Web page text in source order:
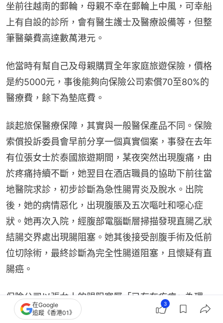
坐前往越南的郵輪，母親不幸在郵輪上中風，可幸船
上有自設的診所，會有醫生護士及醫療設備等，但整
筆醫藥費高達數萬港元。
他當時有幫自己及母親購買全年家庭旅遊保險，價格
是約5000元，事後能夠向保險公司索償70至80%的
醫療費，餘下為墊底費。
談起旅保醫療保障，其實與一般醫保產品不同。保險
索償投訴委員會早前分享一個真實個案，事發在去年
有位張女士於泰國旅遊期間，某夜突然出現腹痛，由
於疼痛持續不斷，她翌目在酒店職員的協助下前往當
地醫院求診，初步診斷為急性腸胃炎及脫水。出院
後，她的病情惡化，出現腹脹及五次嘔吐和噁心症
狀。她再次入院，經腹部電腦斷層掃描發現直腸乙狀
結腸交界處出現腸阻塞。她其後接受剖腹手術及低前
位切除術，最終診斷為完全性腸道阻塞，且懷疑有直
腸癌。
保險公司以張女士的腸阻塞屬「已存在疾病」為理
由，拒絕賠償她的海外醫療費用，並指出她在旅程開
在Google
追蹤《香港01》
3